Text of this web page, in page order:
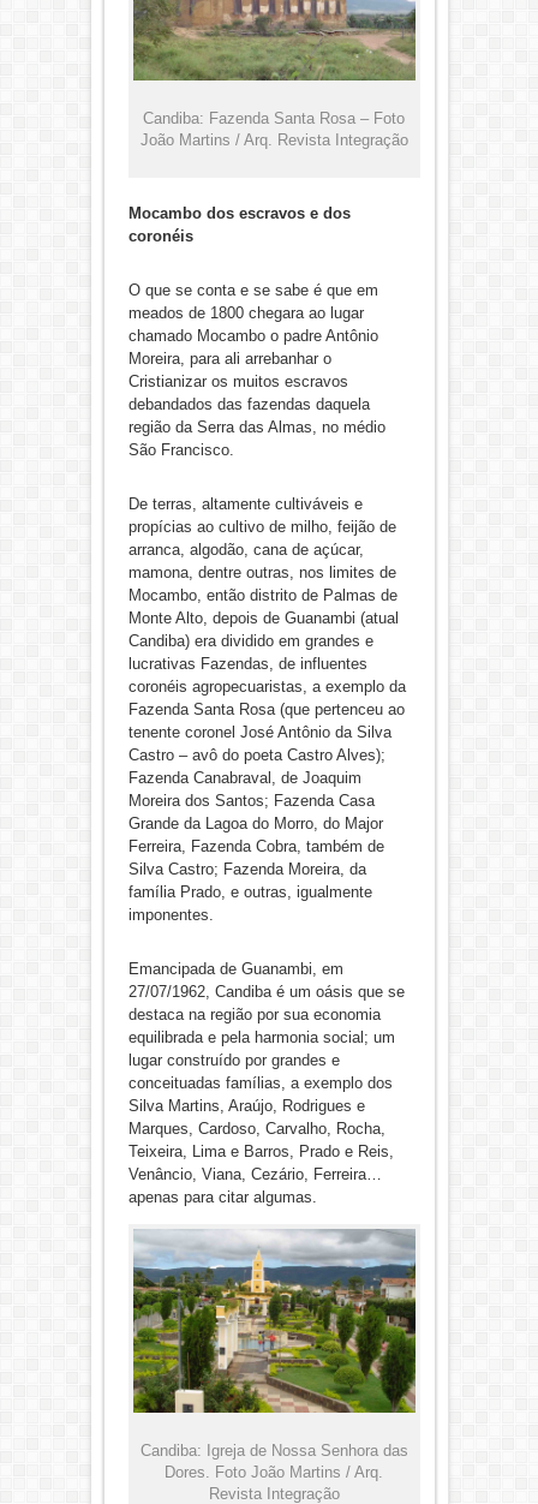
Candiba: Fazenda Santa Rosa – Foto
João Martins / Arq. Revista Integração
Mocambo dos escravos e dos
coronéis
O que se conta e se sabe é que em
meados de 1800 chegara ao lugar
chamado Mocambo o padre Antônio
Moreira, para ali arrebanhar o
Cristianizar os muitos escravos
debandados das fazendas daquela
região da Serra das Almas, no médio
São Francisco.
De terras, altamente cultiváveis e
propícias ao cultivo de milho, feijão de
arranca, algodão, cana de açúcar,
mamona, dentre outras, nos limites de
Mocambo, então distrito de Palmas de
Monte Alto, depois de Guanambi (atual
Candiba) era dividido em grandes e
lucrativas Fazendas, de influentes
coronéis agropecuaristas, a exemplo da
Fazenda Santa Rosa (que pertenceu ao
tenente coronel José Antônio da Silva
Castro – avô do poeta Castro Alves);
Fazenda Canabraval, de Joaquim
Moreira dos Santos; Fazenda Casa
Grande da Lagoa do Morro, do Major
Ferreira, Fazenda Cobra, também de
Silva Castro; Fazenda Moreira, da
família Prado, e outras, igualmente
imponentes.
Emancipada de Guanambi, em
27/07/1962, Candiba é um oásis que se
destaca na região por sua economia
equilibrada e pela harmonia social; um
lugar construído por grandes e
conceituadas famílias, a exemplo dos
Silva Martins, Araújo, Rodrigues e
Marques, Cardoso, Carvalho, Rocha,
Teixeira, Lima e Barros, Prado e Reis,
Venâncio, Viana, Cezário, Ferreira…
apenas para citar algumas.
Candiba: Igreja de Nossa Senhora das
Dores. Foto João Martins / Arq.
Revista Integração